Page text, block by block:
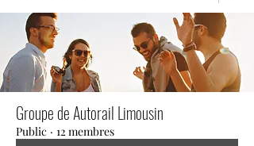
Groupe de Autorail Limousin
Public · 12 membres